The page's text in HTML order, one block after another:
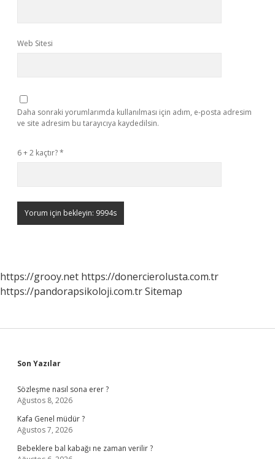
Web Sitesi
Daha sonraki yorumlarımda kullanılması için adım, e-posta adresim
ve site adresim bu tarayıcıya kaydedilsin.
6 + 2 kaçtır?*
https://grooy.net https://donercierolusta.com.tr
https://pandorapsikoloji.com.trSitemap
Sidebar
Son Yazılar
Sözleşme nasıl sona erer ?
Ağustos 8, 2026
Kafa Genel müdür ?
Ağustos 7, 2026
Bebeklere bal kabağı ne zaman verilir ?